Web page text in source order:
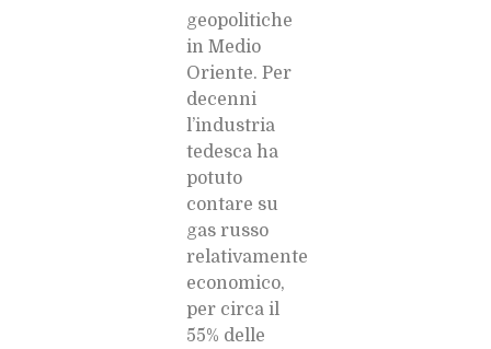
geopolitiche
in Medio
Oriente. Per
decenni
l’industria
tedesca ha
potuto
contare su
gas russo
relativamente
economico,
per circa il
55% delle